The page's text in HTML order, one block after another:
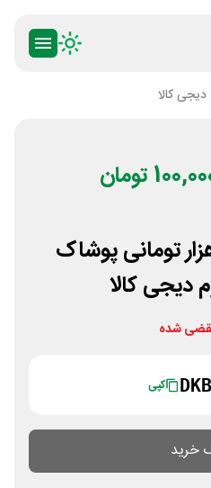
دیجی کالا
تومان
تخفیف 100 هزار تومانی پوشاک
دیجی کالا
شده
کپی
خرید